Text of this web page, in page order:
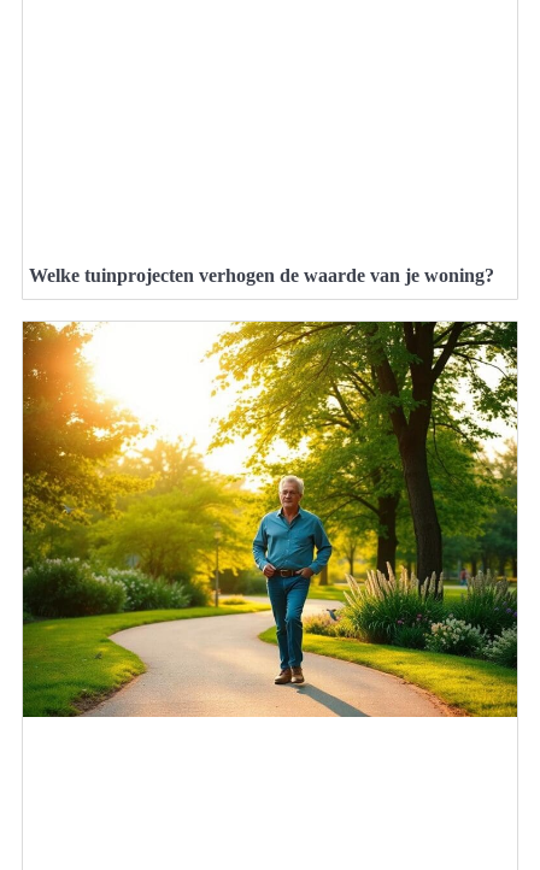
Welke tuinprojecten verhogen de waarde van je woning?